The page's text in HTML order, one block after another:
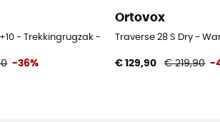
- Trekkingrugzak - Heren
-36%
Ortovox
Traverse 28 S Dry -
€ 129,90 € 219,90 -